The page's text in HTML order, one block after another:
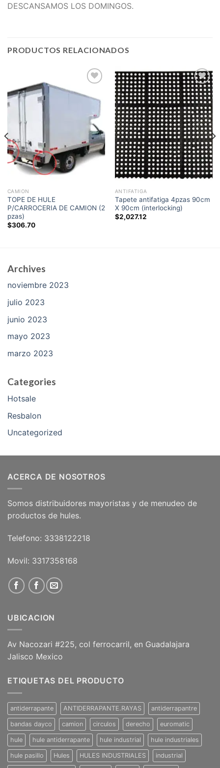
DESCANSAMOS LOS DOMINGOS.
PRODUCTOS RELACIONADOS
wishlist
CAMION
TOPE DE HULE
P/CARROCERIA DE CAMION (2
pzas)
$306.70
Add to
wishlist
ANTIFATIGA
Tapete antifatiga 4pzas 90cm
X 90cm (interlocking)
$2,027.12
Archives
noviembre 2023
julio 2023
junio 2023
mayo 2023
marzo 2023
Categories
Hotsale
Resbalon
Uncategorized
ACERCA DE NOSOTROS
Somos distribuidores mayoristas y de menudeo de
productos de hules.
Telefono: 3338122218
Movil: 3317358168
UBICACION
Av Nacozari #225, col ferrocarril, en Guadalajara
Jalisco Mexico
ETIQUETAS DEL PRODUCTO
antiderrapante ANTIDERRAPANTE.RAYAS antiderrapantre
bandas dayco camion circulos derecho euromatic
hule hule antiderrapante hule industrial hule industriales
hule pasillo Hules HULES INDUSTRIALES industrial